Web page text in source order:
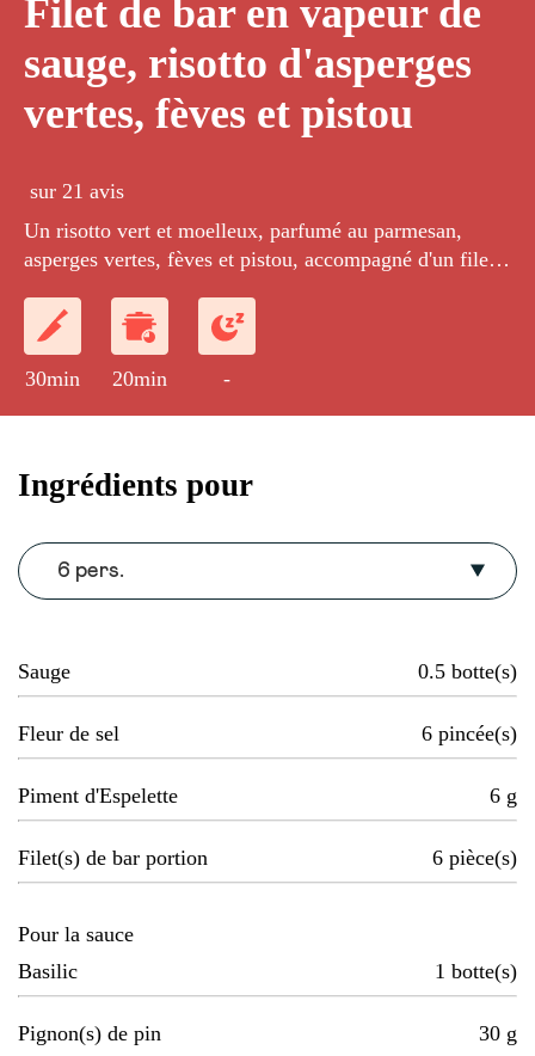
Filet de bar en vapeur de
sauge, risotto d'asperges
vertes, fèves et pistou
sur 21 avis
Un risotto vert et moelleux, parfumé au parmesan,
asperges vertes, fèves et pistou, accompagné d'un filet
30min 20min -
Ingrédients pour
6 pers.
Sauge 0.5 botte(s)
Fleur de sel 6 pincée(s)
Piment d'Espelette 6 g
Filet(s) de bar portion 6 pièce(s)
Pour la sauce
Basilic
1 botte(s)
Pignon(s) de pin 30 g